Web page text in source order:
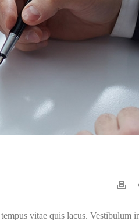
vitae quis lacus. Vestibulum